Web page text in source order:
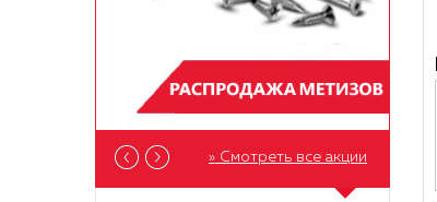
» Смотреть все акции